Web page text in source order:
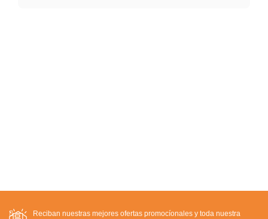
Reciban nuestras mejores ofertas promocíonales y toda nuestra